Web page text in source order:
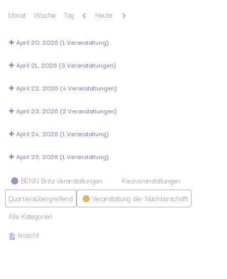
Monat Woche Tag Zurück
Heute Weiter
April 20, 2026 (1 Veranstaltung)
April 21, 2026 (3 Veranstaltungen)
April 22, 2026 (4 Veranstaltungen)
April 23, 2026 (2 Veranstaltungen)
April 24, 2026 (1 Veranstaltung)
April 25, 2026 (1 Veranstaltung)
Kategorien
BENN Britz Veranstaltungen
Kiezveranstaltungen
Quartiersübergreifend
Veranstaltung der Nachbarschaft
Alle Kategorien
Ansichtausdrucken